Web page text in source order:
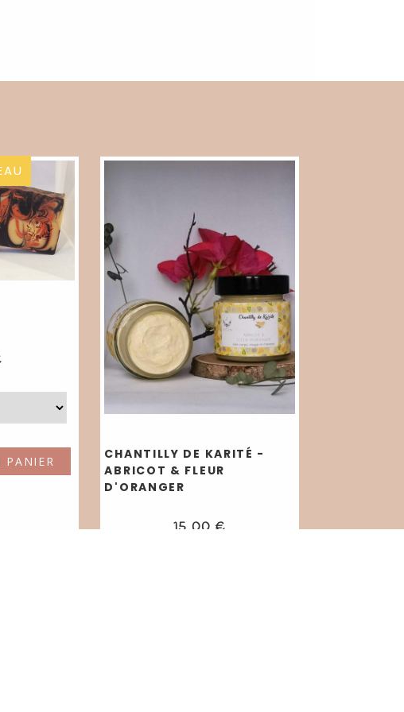
PANIER
CHANTILLY DE KARITÉ -
ABRICOT & FLEUR
D'ORANGER
15,00 €